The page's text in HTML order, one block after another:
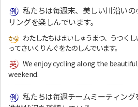
私たちは毎週末、美しい川沿い
リングを楽しんでいます。
わたしたちはまいしゅうまつ、うつく
ってさいくりんぐをたのしんでいます。
We enjoy cycling along the
weekend.
私たちは毎週チームミーティン